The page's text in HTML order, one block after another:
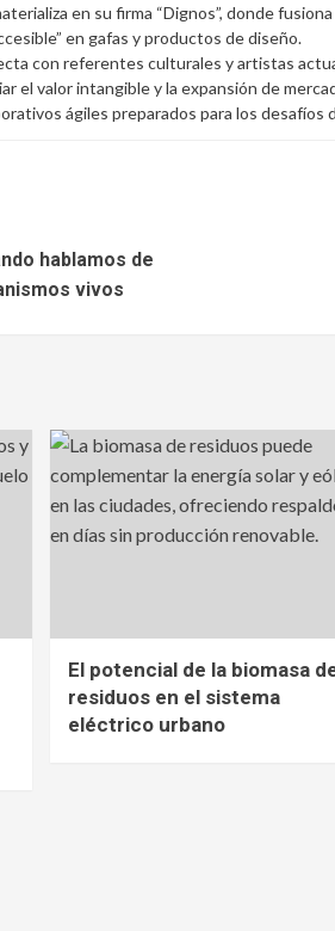
en su firma “Dignos”, donde
en gafas y productos de diseño.
con referentes culturales y artistas
el valor intangible y la expansión de
ágiles preparados para los desafíos
hablamos de
vivos
El potencial de la biomasa
residuos en el sistema
eléctrico urbano